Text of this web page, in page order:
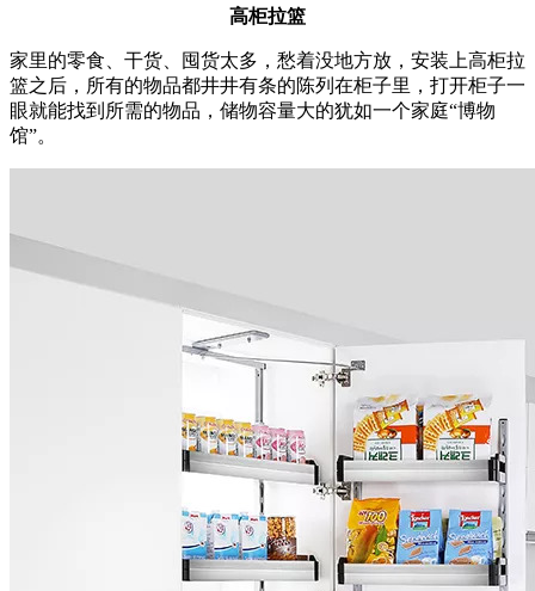
高柜拉篮
家里的零食、干货、囤货太多，愁着没地方放，安装上高柜拉
篮之后，所有的物品都井井有条的陈列在柜子里，打开柜子一
眼就能找到所需的物品，储物容量大的犹如一个家庭“博物
馆”。